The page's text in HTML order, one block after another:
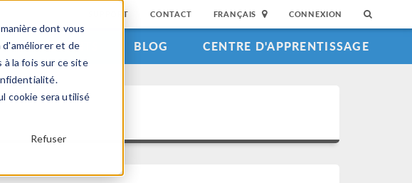
dont vous
et de
la fois sur ce site
cookie sera utilisé
Refuser
SUPPORT CONTACT FRANÇAIS CONNEXION
EVENEMENTS BLOG CENTRE D'APPRENTISSAGE